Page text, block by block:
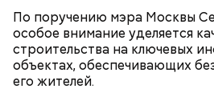
По поручению мэра Москвы
особое внимание уделяется
строительства на ключевых
объектах, обеспечивающих
его жителей.
— Маршрут затрагивает
районов. Таким образом,
смогут как отдыхать, так и
реализованным велополосам и
XIX века, предположительно, в
есть полуподвальный этаж,
под жилое помещение.
Топ-10
Парк Горького
Более